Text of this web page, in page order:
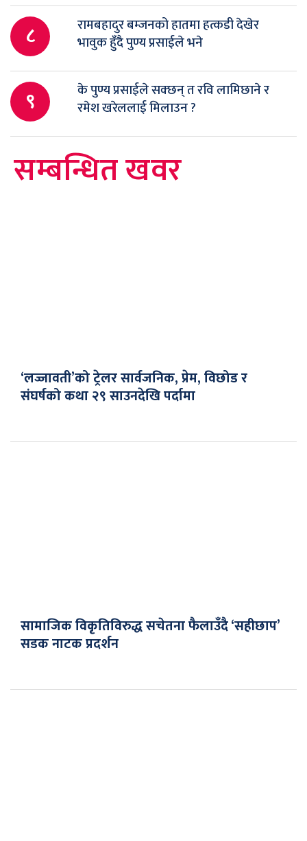
८
रामबहादुर बम्जनको हातमा हत्कडी देखेर
भावुक हुँदै पुण्य प्रसाईले भने
९
के पुण्य प्रसाईले सक्छन् त रवि लामिछाने र
रमेश खरेललाई मिलाउन ?
सम्बन्धित खवर
‘लज्जावती’को ट्रेलर सार्वजनिक, प्रेम, विछोड र
संघर्षको कथा २९ साउनदेखि पर्दामा
सामाजिक विकृतिविरुद्ध सचेतना फैलाउँदै ‘सहीछाप’
सडक नाटक प्रदर्शन